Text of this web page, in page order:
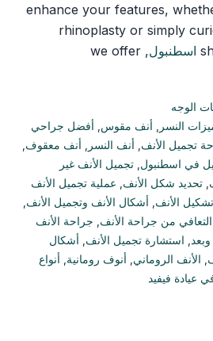
enhance your features,
rhinoplasty or simply
اسطنبول , we offer
الوجه
النسر أنف مقوس
أفضل جراحي
تجميل الأنف أنف النسر أنف معقوف
في اسطنبول تجميل الأنف غير
تحديد شكل الأنف
عملية تجميل الأنف
الأنف أشكال الأنف وتجميل الأنف
التعافي من جراحة الأنف
جراحة الأنف
استشارة تجميل الأنف
أشكال
الأنف الروماني أنوف رومانية
أنواع
عيادة فيفيد